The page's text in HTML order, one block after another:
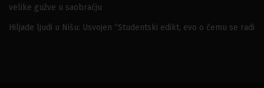
velike gužve u saobraćju
Hiljade ljudi u Nišu: Usvojen “Studentski edikt, evo o čemu se radi